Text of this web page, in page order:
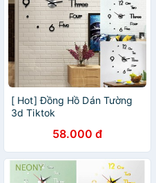
[ Hot] Đồng Hồ Dán Tường
3d Tiktok
58.000 đ